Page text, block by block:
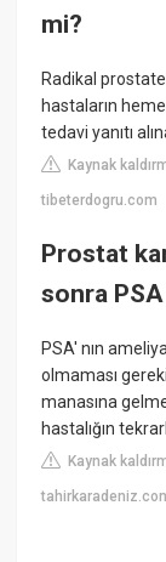
mi?
Radikal
hastaların
tedavi yanıtı
Kaynak
tibeterdogru.com
Prostat
sonra
PSA' nın
olmaması
manasına
hastalığın
Kaynak